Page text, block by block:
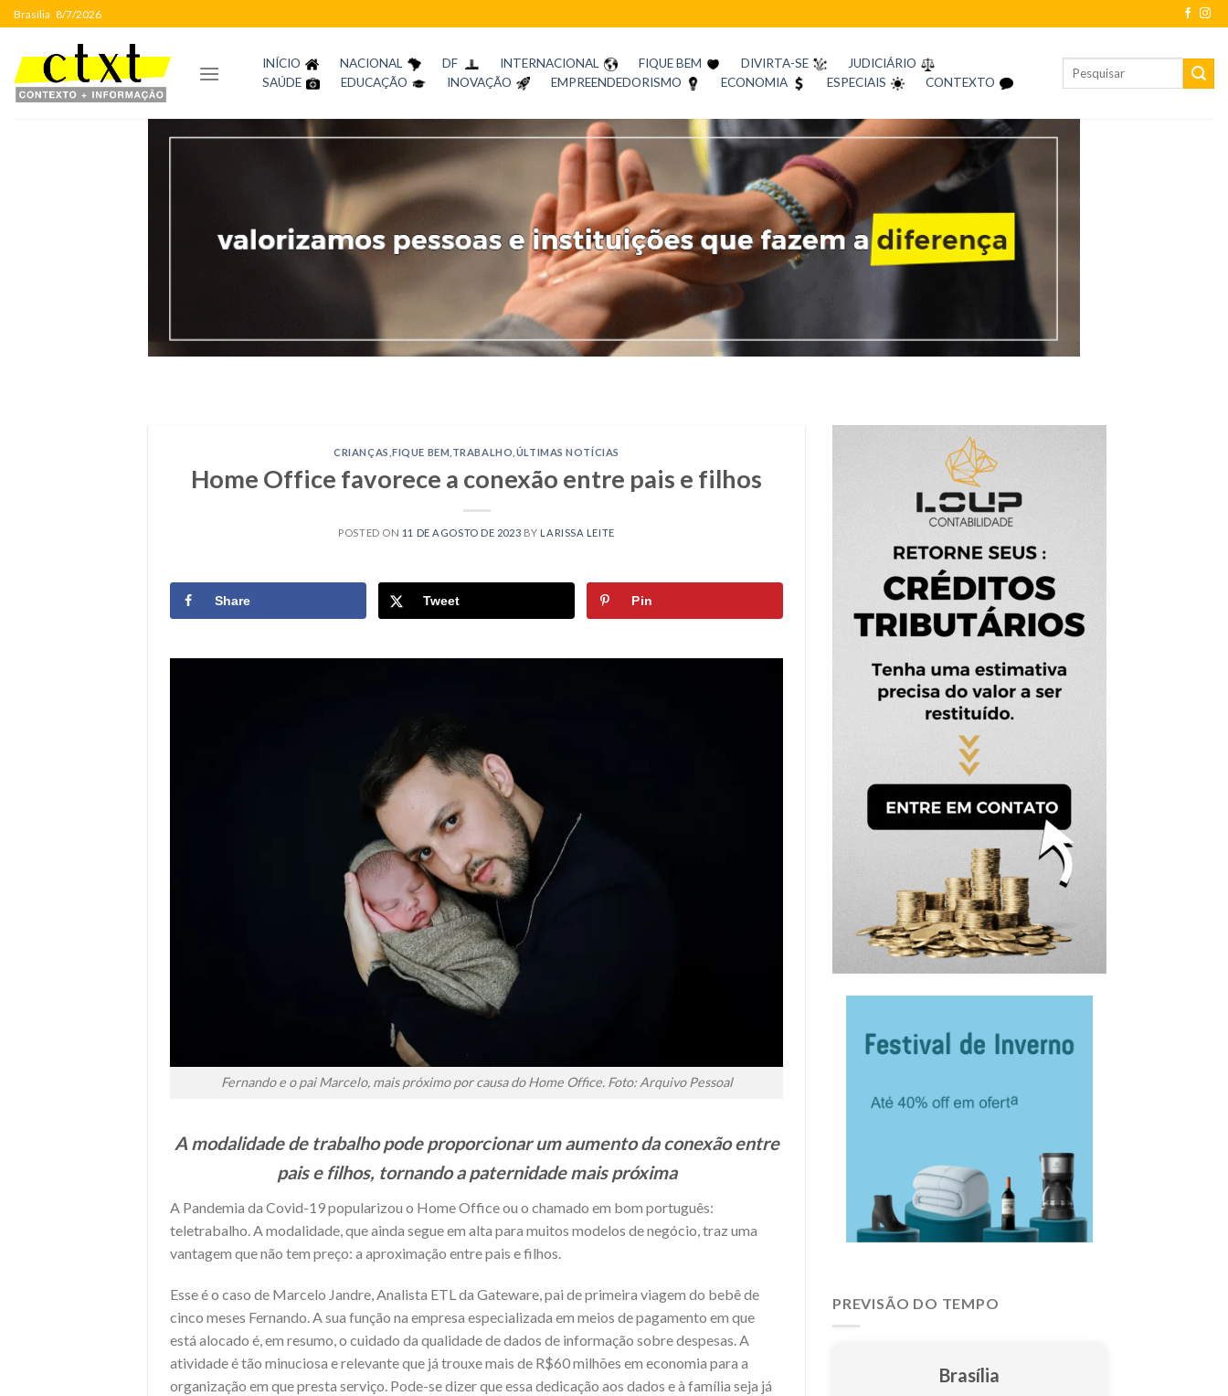
Skip
to
content
Brasília 8/7/2026
INÍCIO NACIONAL DF INTERNACIONAL FIQUE BEM DIVIRTA-SE
JUDICIÁRIO
SAÚDE
EDUCAÇÃO INOVAÇÃO EMPREENDEDORISMO ECONOMIA ESPECIAIS CONTEXTO
CRIANÇAS ,FIQUE BEM TRABALHO ÚLTIMAS NOTÍCIAS
Home Office favorece a conexão entre pais e filhos
POSTED ON 11 DE AGOSTO DE 2023 BY LARISSA LEITE
Share Tweet Pin
Fernando e o pai Marcelo, mais próximo por causa do Home Office. Foto: Arquivo Pessoal
A modalidade de trabalho pode proporcionar um aumento da conexão entre
pais e filhos, tornando a paternidade mais próxima
A Pandemia da Covid-19 popularizou o Home Office ou o chamado em bom português:
teletrabalho. A modalidade, que ainda segue em alta para muitos modelos de negócio, traz uma
vantagem que não tem preço: a aproximação entre pais e filhos.
Esse é o caso de Marcelo Jandre, Analista ETL da Gateware, pai de primeira viagem do bebê de
cinco meses Fernando. A sua função na empresa especializada em meios de pagamento em que
está alocado é, em resumo, o cuidado da qualidade de dados de informação sobre despesas. A
atividade é tão minuciosa e relevante que já trouxe mais de R$60 milhões em economia para a
organização em que presta serviço. Pode-se dizer que essa dedicação aos dados e à família seja já
PREVISÃO DO TEMPO
Brasília